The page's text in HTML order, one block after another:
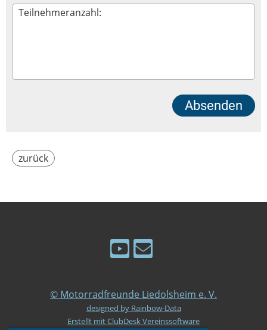
zurück
© Motorradfreunde Liedolsheim e. V.
designed by Rainbow-Data
Erstellt mit ClubDesk Vereinssoftware